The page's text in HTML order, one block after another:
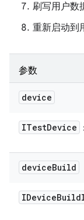
刷写用户数
重新启动到
参数
device
ITestDevice
deviceBuild
IDeviceBuild